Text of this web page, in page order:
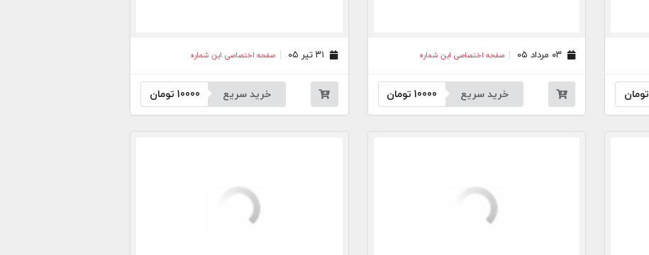
تومان
صفحه اختصاصی این شماره
خرید سریع 10000تومان
صفحه اختصاصی این شماره
خرید سریع 10000 تومان